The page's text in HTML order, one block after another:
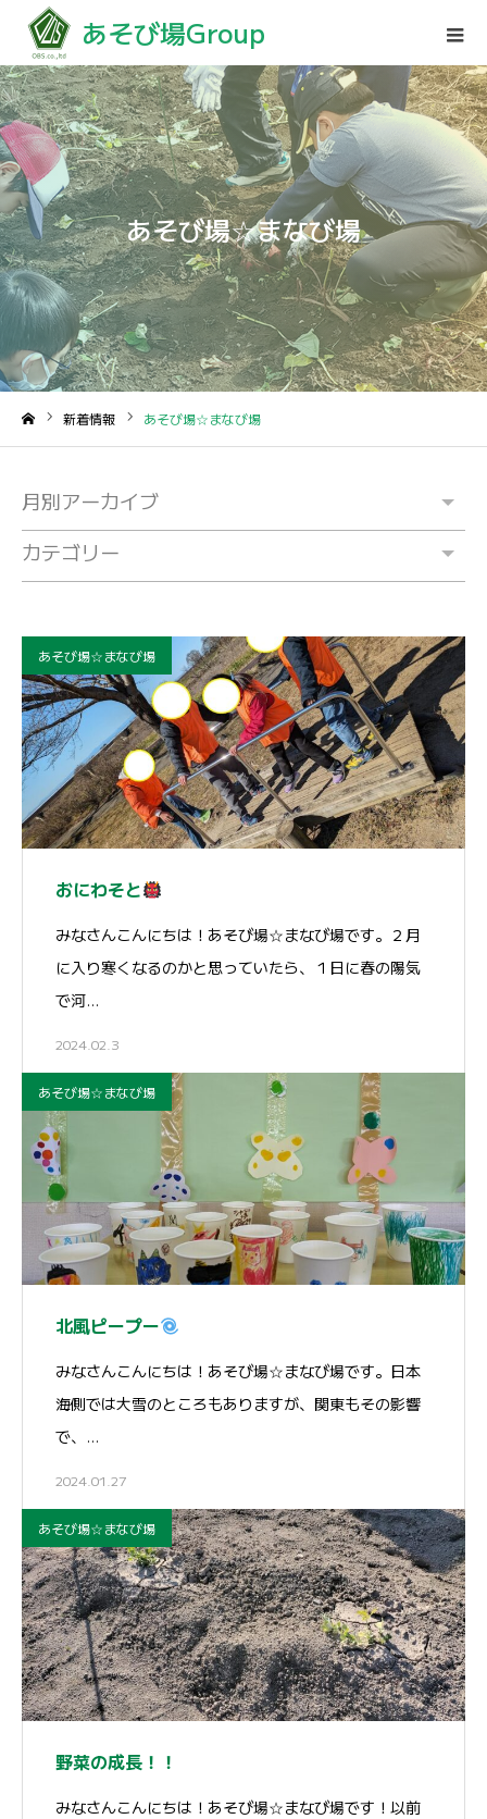
あそび場Group
あそび場☆まなび場
新着情報 あそび場☆まなび場
月別アーカイブ
カテゴリー
あそび場☆まなび場
おにわそと
みなさんこんにちは！あそび場☆まなび場です。２月
に入り寒くなるのかと思っていたら、１日に春の陽気
で河…
2024.02.3
あそび場☆まなび場
北風ピープー
みなさんこんにちは！あそび場☆まなび場です。日本
海側では大雪のところもありますが、関東もその影響
で、…
2024.01.27
あそび場☆まなび場
野菜の成長！！
みなさんこんにちは！あそび場☆まなび場です！以前